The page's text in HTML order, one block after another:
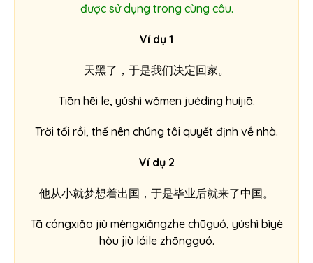
được sử dụng trong cùng câu.
Ví dụ 1
天黑了 ， 于是我们决定回家。
Tiān hēi le, yúshì wǒmen juédìng huíjiā.
Trời tối rồi, thế nên chúng tôi quyết định về nhà.
Ví dụ 2
他从小就梦想着出国，于是毕业后就来了中国。
Tā cóngxiǎo jiù mèngxiǎngzhe chūguó, yúshì bìyè
hòu jiù láile zhōngguó.